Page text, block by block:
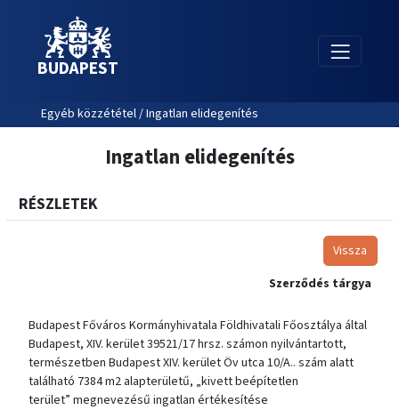
BUDAPEST
Egyéb közzététel / Ingatlan elidegenítés
Ingatlan elidegenítés
RÉSZLETEK
Vissza
Szerződés tárgya
Budapest Főváros Kormányhivatala Földhivatali Főosztálya által
Budapest, XIV. kerület 39521/17 hrsz. számon nyilvántartott,
természetben Budapest XIV. kerület Öv utca 10/A.. szám alatt
található 7384 m2 alapterületű, „kivett beépítetlen
terület” megnevezésű ingatlan értékesítése